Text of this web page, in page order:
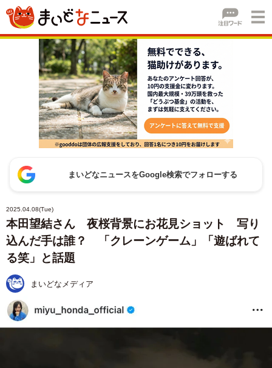
まいどなニュースをGoogle検索でフォローする
2025.04.08(Tue)
本田望結さん 夜桜背景にお花見ショット 写り
込んだ手は誰？ 「クレーンゲーム」「遊ばれて
る笑」と話題
まいどなメディア